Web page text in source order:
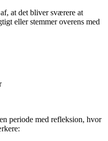
at det bliver sværere at
eller stemmer overens med
periode med refleksion, hvor